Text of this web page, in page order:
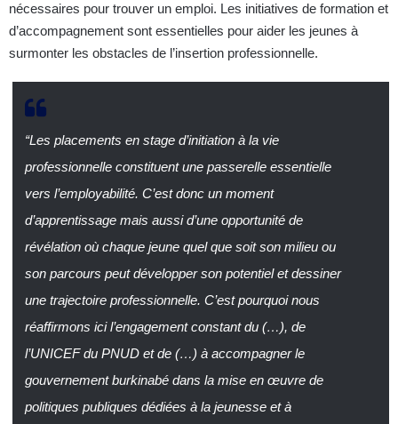
nécessaires pour trouver un emploi. Les initiatives de formation et
d’accompagnement sont essentielles pour aider les jeunes à
surmonter les obstacles de l’insertion professionnelle.
“Les placements en stage d’initiation à la vie
professionnelle constituent une passerelle essentielle
vers l’employabilité. C’est donc un moment
d’apprentissage mais aussi d’une opportunité de
révélation où chaque jeune quel que soit son milieu ou
son parcours peut développer son potentiel et dessiner
une trajectoire professionnelle. C’est pourquoi nous
réaffirmons ici l’engagement constant du (…), de
l’UNICEF du PNUD et de (…) à accompagner le
gouvernement burkinabé dans la mise en œuvre de
politiques publiques dédiées à la jeunesse et à